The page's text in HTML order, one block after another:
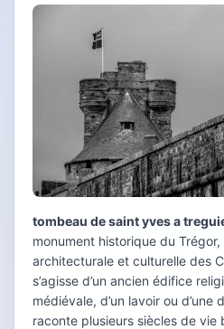
tombeau de saint yves a
monument historique du Trégor,
architecturale et culturelle des
s’agisse d’un ancien édifice
médiévale, d’un lavoir ou d’une
raconte plusieurs siècles de vie